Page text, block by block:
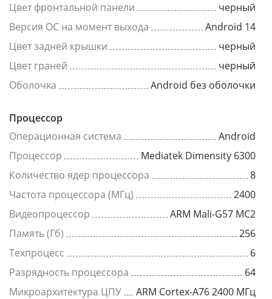
Цвет фронтальной панели
черный
Версия ОС на момент выхода
Android 14
Цвет задней крышки
черный
Цвет граней
черный
Оболочка
Android без оболочки
Процессор
Операционная система
Android
Процессор
Mediatek Dimensity 6300
Количество ядер процессора
8
Частота процессора (МГц)
2400
Видеопроцессор
ARM Mali-G57 MC2
Память (Гб)
256
Техпроцесс
6
Разрядность процессора
64
Микроархитектура ЦПУ
ARM Cortex-A76 2400 МГц